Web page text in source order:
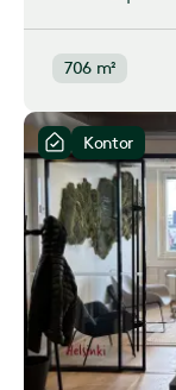
706 m²
Kontor